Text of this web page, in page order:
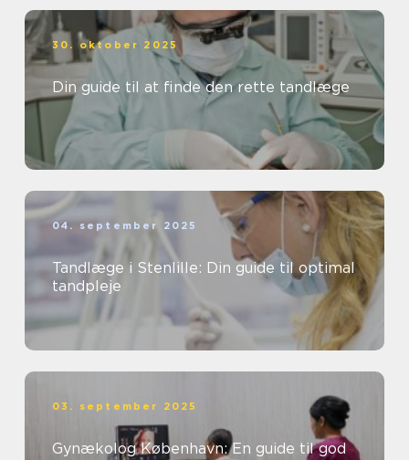
30. oktober 2025
Din guide til at finde den rette tandlæge
04. september 2025
Tandlæge i Stenlille: Din guide til optimal
tandpleje
03. september 2025
Gynækolog København: En guide til god